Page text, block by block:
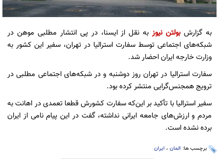
به گزارشبولتن نیوزبه نقل از ایسنا، در پی انتشار مطلبی موهن در
شبکه‌های اجتماعی توسط سفارت استرالیا در تهران، سفیر این کشور به
وزارت خارجه ایران احضار شد.
سفارت استرالیا در تهران روز دوشنبه و در شبکه‌های اجتماعی مطلبی در
ترویج همجنس‌گرایی منتشر کرده بود.
سفیر استرالیا با تأکید بر این‌که سفارت کشورش قطعا تعمدی در اهانت به
مردم و ارزش‌های جامعه ایرانی نداشته، گفت در این پیام نامی از ایران
برده نشده است.
برچسب ها: المان ، ایران